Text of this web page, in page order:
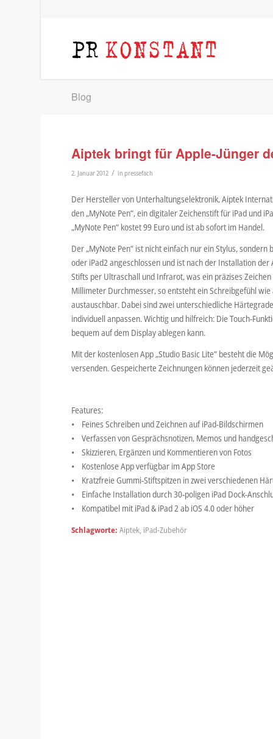
Blog
Aiptek bringt für Apple-Jünger
2. Januar 2012 / in pressefach
Der Hersteller von Unterhaltungselektronik, Aiptek
den „MyNote Pen“, ein digitaler Zeichenstift für iPad und
„MyNote Pen“ kostet 99 Euro und ist ab sofort im Handel.
Der „MyNote Pen“ ist nicht einfach nur ein Stylus,
oder iPad2 angeschlossen und ist nach der Installation
Stifts per Ultraschall und Infrarot, was ein präzises
Millimeter Durchmesser, so entsteht ein Schreibgefühl
austauschbar. Dabei sind zwei unterschiedliche
individuell anpassen. Wichtig und hilfreich: Die Touch-
bequem auf dem Display ablegen kann.
Mit der kostenlosen App „Studio Basic Lite“ besteht die
versenden. Gespeicherte Zeichnungen können jederzeit
Features:
• Feines Schreiben und Zeichnen auf iPad-Bildschirmen
• Verfassen von Gesprächsnotizen, Memos und
• Skizzieren, Ergänzen und Kommentieren von Fotos
• Kostenlose App verfügbar im App Store
• Kratzfreie Gummi-Stiftspitzen in zwei verschiedenen
• Einfache Installation durch 30-poligen iPad Dock-
• Kompatibel mit iPad & iPad 2 ab iOS 4.0 oder höher
Schlagworte: Aiptek, iPad-Zubehör